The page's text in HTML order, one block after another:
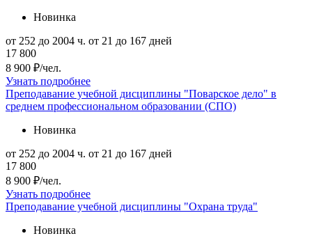
Новинка
от 252 до 2004 ч. от 21 до 167 дней
17 800
8 900 ₽/чел.
Узнать подробнее
Преподавание учебной дисциплины "Поварское дело" в
среднем профессиональном образовании (СПО)
Новинка
от 252 до 2004 ч. от 21 до 167 дней
17 800
8 900 ₽/чел.
Узнать подробнее
Преподавание учебной дисциплины "Охрана труда"
Новинка